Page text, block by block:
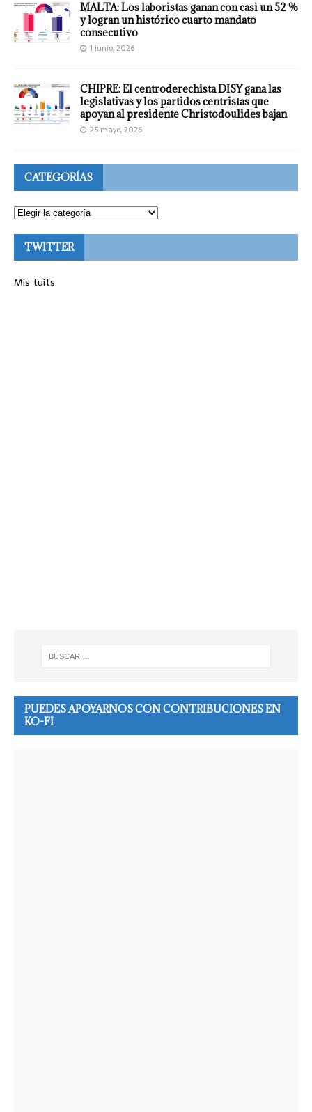
MALTA: Los laboristas ganan con casi un 52 %
y logran un histórico cuarto mandato
consecutivo
1 junio, 2026
CHIPRE: El centroderechista DISY gana las
legislativas y los partidos centristas que
apoyan al presidente Christodoulides bajan
25 mayo, 2026
CATEGORÍAS
TWITTER
Mis tuits
PUEDES APOYARNOS CON CONTRIBUCIONES EN
KO-FI